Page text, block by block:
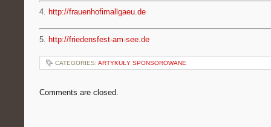
4. http://frauenhofimallgaeu.de
5. http://friedensfest-am-see.de
CATEGORIES: ARTYKUŁY SPONSOROWANE
Comments are closed.